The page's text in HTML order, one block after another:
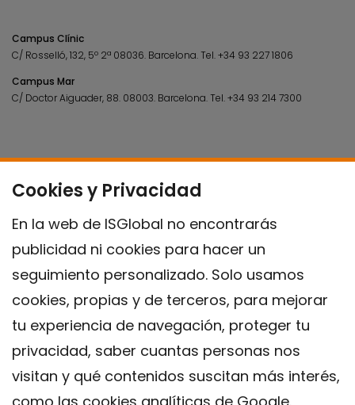
Cookies y Privacidad
En la web de ISGlobal no encontrarás
publicidad ni cookies para hacer un
seguimiento personalizado. Solo usamos
cookies, propias y de terceros, para mejorar
tu experiencia de navegación, proteger tu
privacidad, saber cuantas personas nos
visitan y qué contenidos suscitan más interés,
como las cookies analíticas de Google.
Campus Clínic
C/ Rosselló, 132, 5º 2ª 08036. Barcelona.Tel.+34 93 227 1806
Campus Mar
C/ Doctor Aiguader, 88. 08003. Barcelona.Tel.+34 93 214 7300